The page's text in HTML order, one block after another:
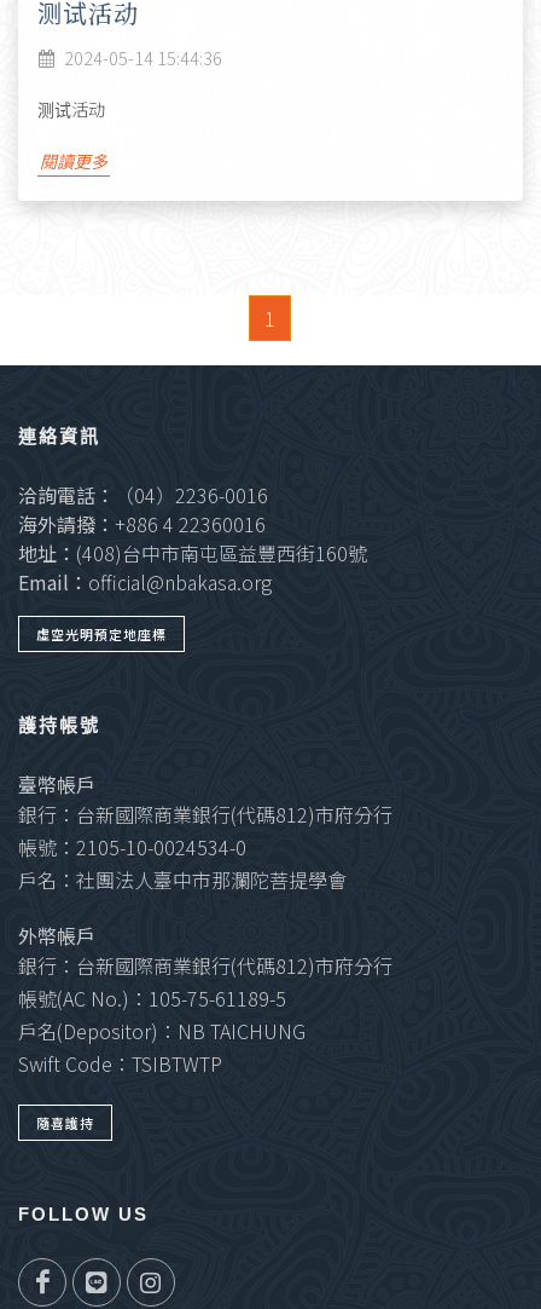
测试活动
2024-05-14 15:44:36
测试活动
閱讀更多
1
連絡資訊
洽詢電話：
（04）2236-0016
海外請撥： +886 4 22360016
地址： (408)台中市南屯區益豐西街160號
Email： official@nbakasa.org
虛空光明預定地座標
護持帳號
臺幣帳戶
銀行：台新國際商業銀行(代碼812)市府分行
帳號：2105-10-0024534-0
戶名：社團法人臺中市那瀾陀菩提學會
外幣帳戶
銀行：台新國際商業銀行(代碼812)市府分行
帳號(AC No.)：105-75-61189-5
戶名(Depositor)：NB TAICHUNG
Swift Code：TSIBTWTP
隨喜護持
FOLLOW US